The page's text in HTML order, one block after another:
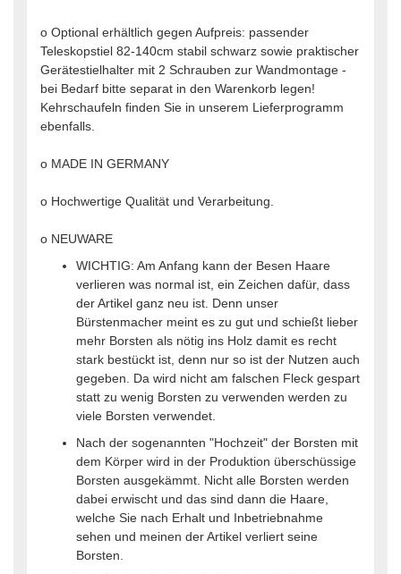
o Optional erhältlich gegen Aufpreis: passender
Teleskopstiel 82-140cm stabil schwarz sowie praktischer
Gerätestielhalter mit 2 Schrauben zur Wandmontage -
bei Bedarf bitte separat in den Warenkorb legen!
Kehrschaufeln finden Sie in unserem Lieferprogramm
ebenfalls.
o MADE IN GERMANY
o Hochwertige Qualität und Verarbeitung.
o NEUWARE
WICHTIG: Am Anfang kann der Besen Haare
verlieren was normal ist, ein Zeichen dafür, dass
der Artikel ganz neu ist. Denn unser
Bürstenmacher meint es zu gut und schießt lieber
mehr Borsten als nötig ins Holz damit es recht
stark bestückt ist, denn nur so ist der Nutzen auch
gegeben. Da wird nicht am falschen Fleck gespart
statt zu wenig Borsten zu verwenden werden zu
viele Borsten verwendet.
Nach der sogenannten "Hochzeit" der Borsten mit
dem Körper wird in der Produktion überschüssige
Borsten ausgekämmt. Nicht alle Borsten werden
dabei erwischt und das sind dann die Haare,
welche Sie nach Erhalt und Inbetriebnahme
sehen und meinen der Artikel verliert seine
Borsten.